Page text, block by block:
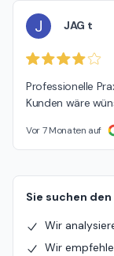
J JAG t
Professionelle
Kunden wäre
Vor 7 Monaten auf
Sie suchen
Wir
Wir